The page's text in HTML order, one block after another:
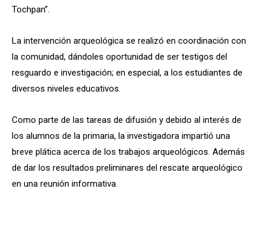
Tochpan”.
La intervención arqueológica se realizó en coordinación con
la comunidad, dándoles oportunidad de ser testigos del
resguardo e investigación; en especial, a los estudiantes de
diversos niveles educativos.
Como parte de las tareas de difusión y debido al interés de
los alumnos de la primaria, la investigadora impartió una
breve plática acerca de los trabajos arqueológicos. Además
de dar los resultados preliminares del rescate arqueológico
en una reunión informativa.